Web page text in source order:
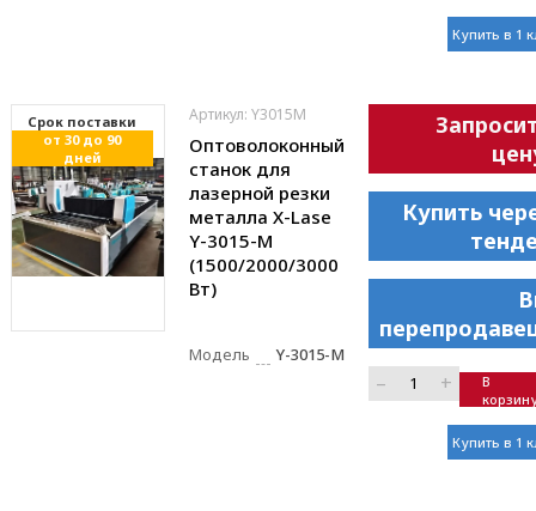
Купить в 1
Cрок поставки
от 30 до 90
дней
Артикул: Y3015M
Оптоволоконный
станок для
лазерной резки
металла X-Lase
Y-3015-M
(1500/2000/3000
Вт)
Модель Y-3015-M
Купить
– +
В
Купить в 1